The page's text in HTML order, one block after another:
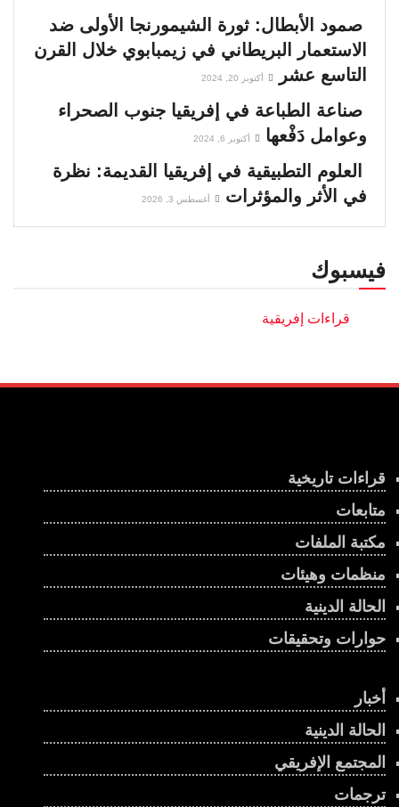
صمود الأبطال: ثورة الشيمورنجا الأولى ضد
الاستعمار البريطاني في زيمبابوي خلال القرن
التاسع عشر
أكتوبر 20, 2024
صناعة الطباعة في إفريقيا جنوب الصحراء
وعوامل دَفْعها
أكتوبر 6, 2024
العلوم التطبيقية في إفريقيا القديمة: نظرة
في الأثر والمؤثرات
أغسطس 3, 2026
فيسبوك
قراءات تاريخية
متابعات
مكتبة الملفات
منظمات وهيئات
الحالة الدينية
حوارات وتحقيقات
أخبار
الحالة الدينية
المجتمع الإفريقي
ترجمات